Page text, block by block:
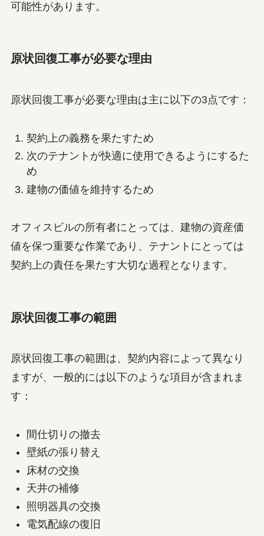
可能性があります。
原状回復工事が必要な理由
原状回復工事が必要な理由は主に以下の3点です：
契約上の義務を果たすため
次のテナントが快適に使用できるようにするた
め
建物の価値を維持するため
オフィスビルの所有者にとっては、建物の資産価
値を保つ重要な作業であり、テナントにとっては
契約上の責任を果たす大切な過程となります。
原状回復工事の範囲
原状回復工事の範囲は、契約内容によって異なり
ますが、一般的には以下のような項目が含まれま
す：
間仕切りの撤去
壁紙の張り替え
床材の交換
天井の補修
照明器具の交換
電気配線の復旧